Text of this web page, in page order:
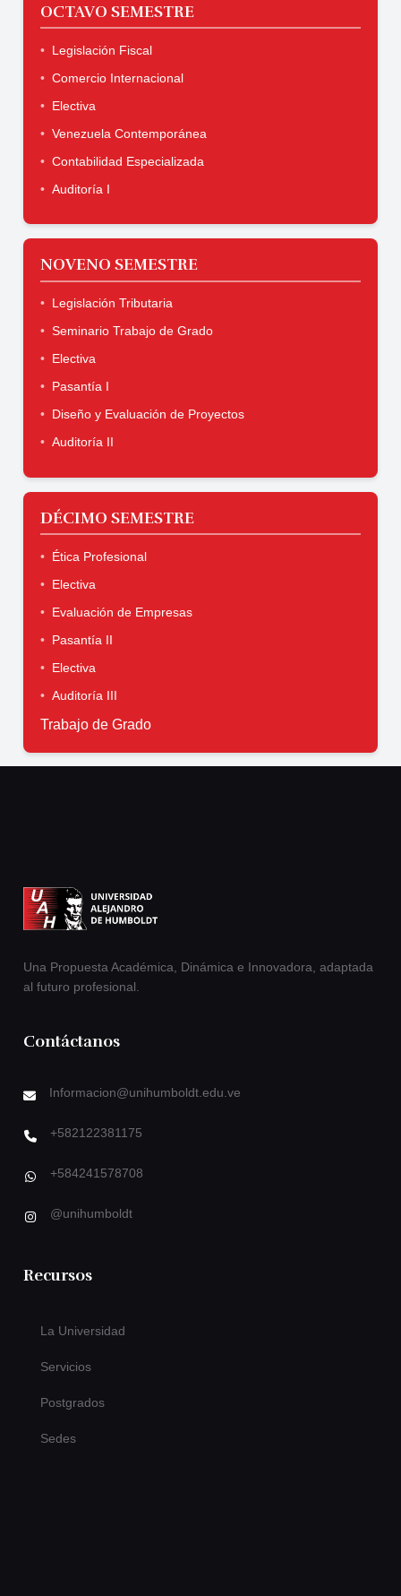
OCTAVO SEMESTRE
Legislación Fiscal
Comercio Internacional
Electiva
Venezuela Contemporánea
Contabilidad Especializada
Auditoría I
NOVENO SEMESTRE
Legislación Tributaria
Seminario Trabajo de Grado
Electiva
Pasantía I
Diseño y Evaluación de Proyectos
Auditoría II
DÉCIMO SEMESTRE
Ética Profesional
Electiva
Evaluación de Empresas
Pasantía II
Electiva
Auditoría III
Trabajo de Grado
Una Propuesta Académica, Dinámica e Innovadora, adaptada
al futuro profesional.
Contáctanos
Informacion@unihumboldt.edu.ve
+582122381175
+584241578708
@unihumboldt
Recursos
La Universidad
Servicios
Postgrados
Sedes